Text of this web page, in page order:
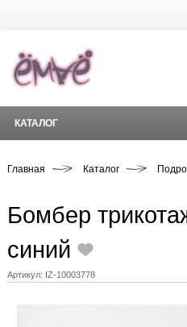
КАТАЛОГ
Главная Каталог
Бомбер
синий
Артикул: IZ-10003778